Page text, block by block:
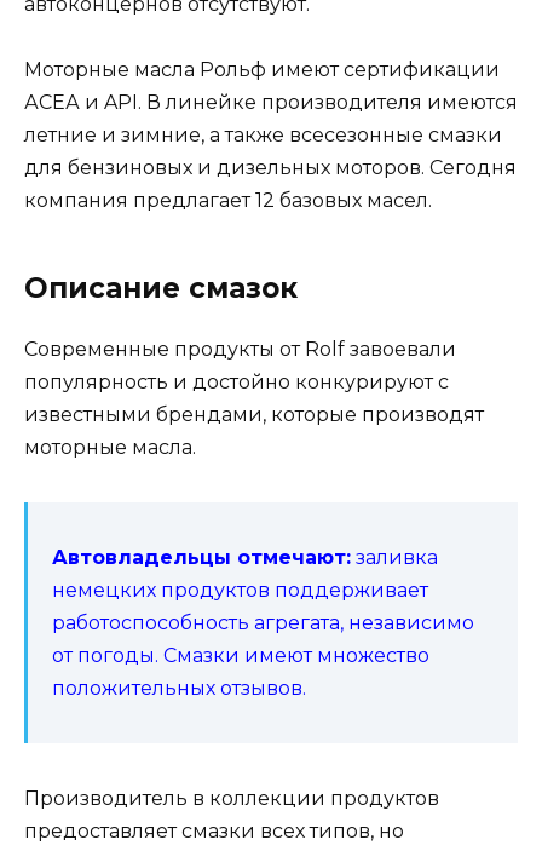
Моторные масла Рольф имеют сертификации
АСЕА и API. В линейке производителя имеются
летние и зимние, а также всесезонные смазки
для бензиновых и дизельных моторов. Сегодня
компания предлагает 12 базовых масел.
Описание смазок
Современные продукты от Rolf завоевали
популярность и достойно конкурируют с
известными брендами, которые производят
моторные масла.
Автовладельцы отмечают: заливка
немецких продуктов поддерживает
работоспособность агрегата, независимо
от погоды. Смазки имеют множество
положительных отзывов.
Производитель в коллекции продуктов
предоставляет смазки всех типов, но